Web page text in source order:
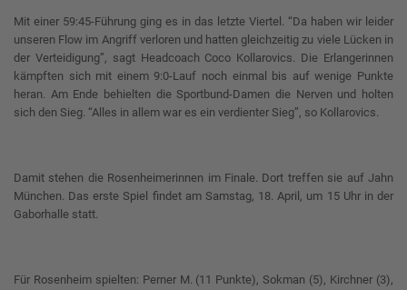
Mit einer 59:45-Führung ging es in das letzte Viertel. “Da haben wir leider
unseren Flow im Angriff verloren und hatten gleichzeitig zu viele Lücken in
der Verteidigung”, sagt Headcoach Coco Kollarovics. Die Erlangerinnen
kämpften sich mit einem 9:0-Lauf noch einmal bis auf wenige Punkte
heran. Am Ende behielten die Sportbund-Damen die Nerven und holten
sich den Sieg. “Alles in allem war es ein verdienter Sieg”, so Kollarovics.
Damit stehen die Rosenheimerinnen im Finale. Dort treffen sie auf Jahn
München. Das erste Spiel findet am Samstag, 18. April, um 15 Uhr in der
Gaborhalle statt.
Für Rosenheim spielten: Perner M. (11 Punkte), Sokman (5), Kirchner (3),